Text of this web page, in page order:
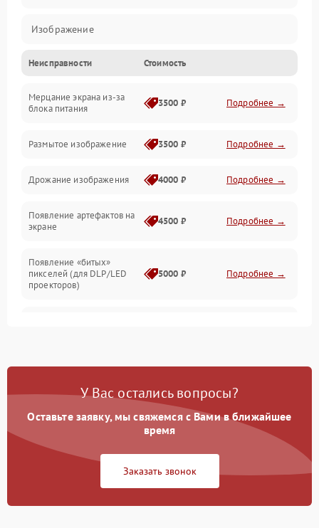
Изображение
Лампа подсветки
Неисправность управления и интерфейсов
Неисправности Стоимость
Мерцание экрана из-за
блока питания
3500 ₽ Подробнее →
Размытое изображение 3500 ₽ Подробнее →
Дрожание изображения 4000 ₽ Подробнее →
Появление артефактов на
экране
4500 ₽ Подробнее →
Появление «битых»
пикселей (для DLP/LED
проекторов)
5000 ₽ Подробнее →
Нестабильная яркость или
Неравномерная подсветка
4500 ₽ Подробнее →
автоматическая коррекция
трапеции (Keystone)
3000 ₽ Подробнее →
У Вас остались вопросы?
Оставьте заявку, мы свяжемся с Вами в ближайшее
время
Заказать звонок